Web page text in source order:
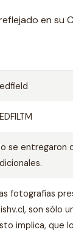
en su
se entregaron
fotografías
son sólo
implica, que